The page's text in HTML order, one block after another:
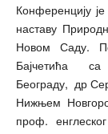
Конференцију
наставу
Новом Саду.
Бајчетића са
Београду, др
Нижњем
проф.